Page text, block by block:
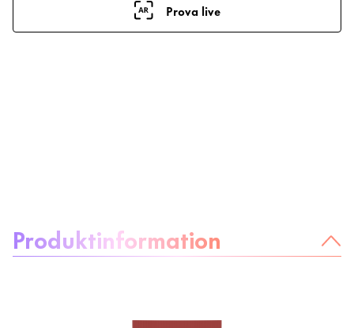
Prova live
Produktinformation